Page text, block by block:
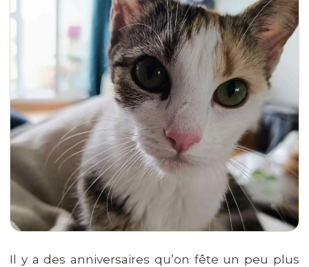
Il y a des anniversaires qu’on fête un peu plus